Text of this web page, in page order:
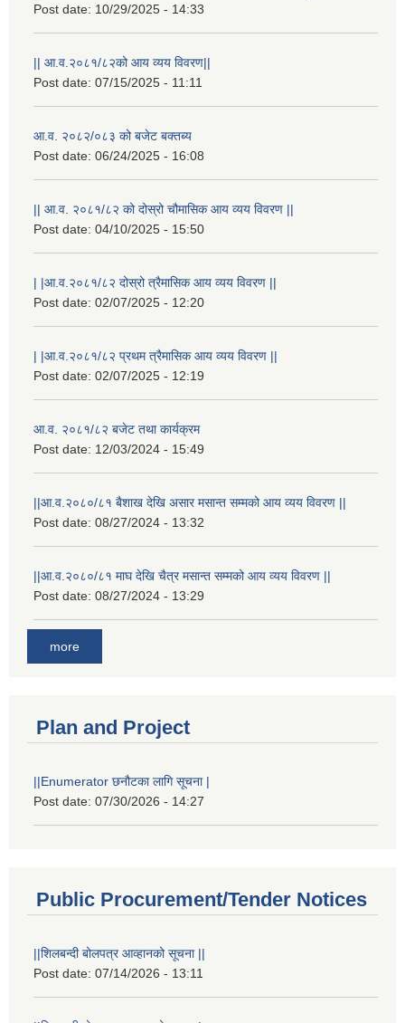
Post date: 10/29/2025 - 14:33
|| आ.व.२०८१/८२को आय व्यय विवरण||
Post date: 07/15/2025 - 11:11
आ.व. २०८२/०८३ को बजेट बक्तब्य
Post date: 06/24/2025 - 16:08
|| आ.व. २०८१/८२ को दोस्रो चौमासिक आय व्यय विवरण ||
Post date: 04/10/2025 - 15:50
| |आ.व.२०८१/८२ दोस्रो त्रैमासिक आय व्यय विवरण ||
Post date: 02/07/2025 - 12:20
| |आ.व.२०८१/८२ प्रथम त्रैमासिक आय व्यय विवरण ||
Post date: 02/07/2025 - 12:19
आ.व. २०८१/८२ बजेट तथा कार्यक्रम
Post date: 12/03/2024 - 15:49
||आ.व.२०८०/८१ बैशाख देखि असार मसान्त सम्मको आय व्यय विवरण ||
Post date: 08/27/2024 - 13:32
||आ.व.२०८०/८१ माघ देखि चैत्र मसान्त सम्मको आय व्यय विवरण ||
Post date: 08/27/2024 - 13:29
more
Plan and Project
||Enumerator छनौटका लागि सूचना |
Post date: 07/30/2026 - 14:27
Public Procurement/Tender Notices
||शिलबन्दी बोलपत्र आव्हानको सूचना ||
Post date: 07/14/2026 - 13:11